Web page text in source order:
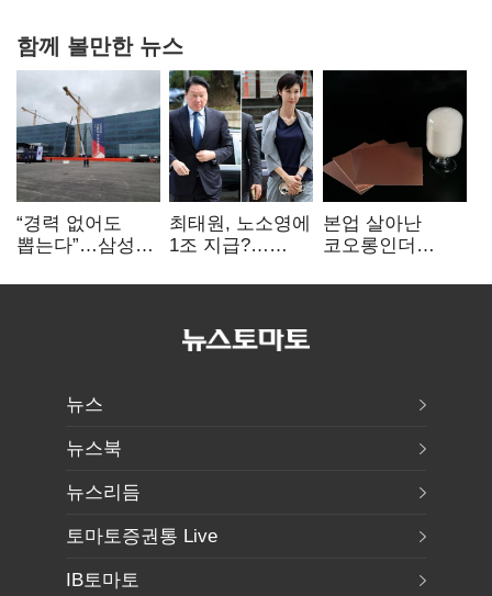
함께 볼만한 뉴스
“경력 없어도
뽑는다”…삼성
반도체 인재
최태원, 노소영에
1조 지급?…
본업 살아난
코오롱인더
배터리 소재로
뉴스
뉴스북
뉴스리듬
토마토증권통 Live
IB토마토